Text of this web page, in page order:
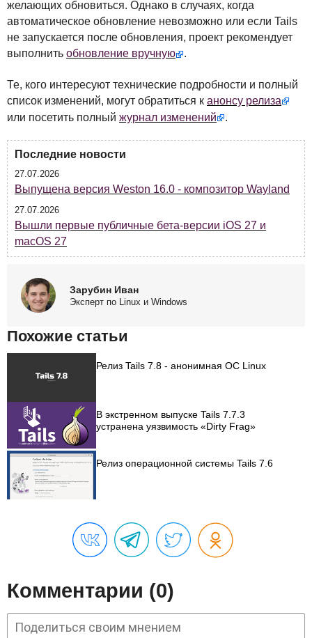
желающих обновиться. Однако в случаях, когда
автоматическое обновление невозможно или если Tails
не запускается после обновления, проект рекомендует
выполнить обновление вручную .
Те, кого интересуют технические подробности и полный
список изменений, могут обратиться к анонсу релиза
или посетить полный журнал изменений .
Последние новости
27.07.2026
Выпущена версия Weston 16.0 - композитор Wayland
27.07.2026
Вышли первые публичные бета-версии iOS 27 и
macOS 27
Зарубин Иван
Эксперт по Linux и Windows
Похожие статьи
Релиз Tails 7.8 - анонимная ОС Linux
В экстренном выпуске Tails 7.7.3
устранена уязвимость «Dirty Frag»
Релиз операционной системы Tails 7.6
Комментарии (0)